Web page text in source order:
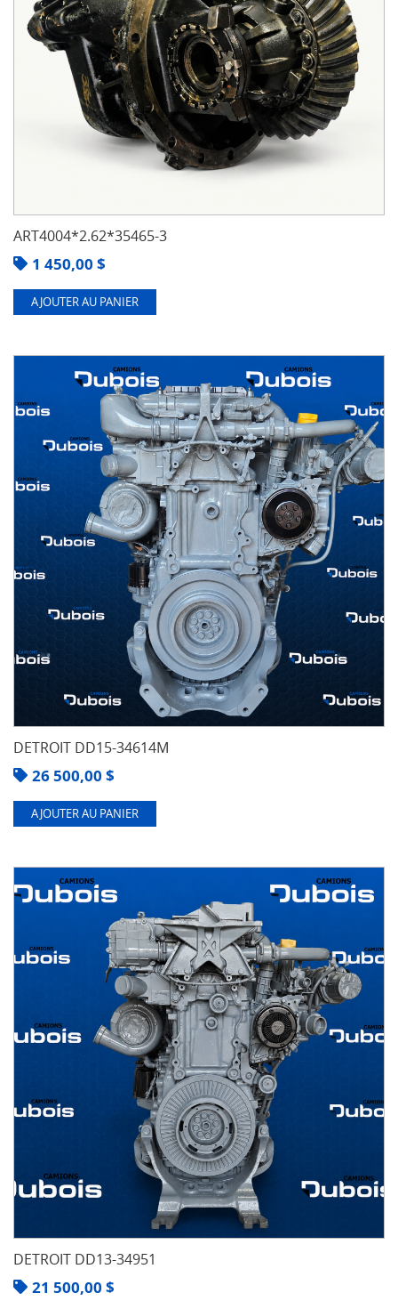
ART4004*2.62*35465-3
1 450,00 $
AJOUTER AU PANIER
DETROIT DD15-34614M
26 500,00 $
AJOUTER AU PANIER
DETROIT DD13-34951
21 500,00 $